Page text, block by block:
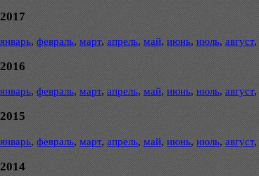
2017
январь, февраль, март, апрель, май, июнь, июль, август,
2016
январь, февраль, март, апрель, май, июнь, июль, август,
2015
январь, февраль, март, апрель, май, июнь, июль, август,
2014